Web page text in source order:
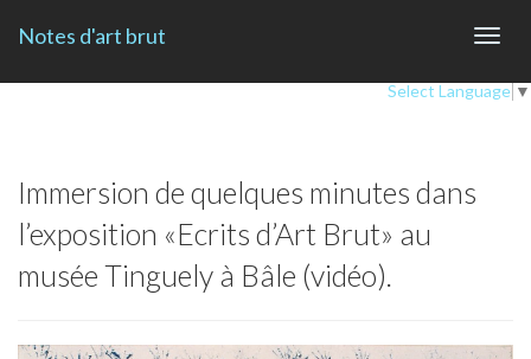
Notes d'art brut
Select Language ▼
Immersion de quelques minutes dans
l’exposition «Ecrits d’Art Brut» au
musée Tinguely à Bâle (vidéo).